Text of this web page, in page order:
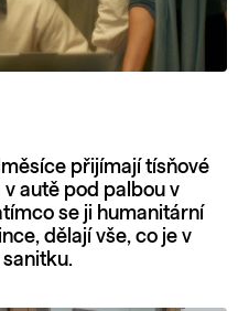
přijímají tísňové
autě pod palbou v
se ji humanitární
dělají vše, co je v
sanitku.